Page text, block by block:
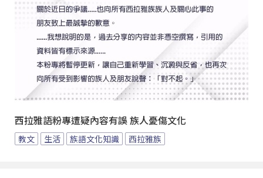
西拉雅語粉專遭疑內容有誤 族人憂傷文化
教文 生活 族語文化知識 西拉雅族